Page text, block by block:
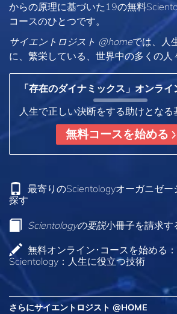
からの原理に基づいた19の無料
コースのひとつです。
サイエントロジスト @homeでは、人
に、繁栄している、世界中の多くの人
「存在のダイナミックス」オンラ
人生で正しい決断をする助けとなる
無料コースを始める
最寄りのScientologyオーガニゼー
探す
Scientologyの要説小冊子を請求す
無料オンライン･コースを始める：
Scientology：人生に役立つ技術
さらにサイエントロジスト @HOME